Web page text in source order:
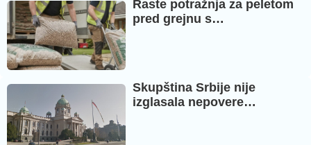
Raste potražnja za peletom
pred grejnu s…
Skupština Srbije nije
izglasala nepovere…